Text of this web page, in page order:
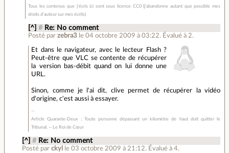
Tous les contenus que j'écris ici sont sous licence CC0 (j'abandonne autant que possible mes
droits d'auteur sur mes écrits)
[^] # Re: No comment
Posté parzebra3 le 04 octobre 2009 à 03:22. Évalué à 2.
Et dans le navigateur, avec le lecteur Flash ?
Peut-être que VLC se contente de récupérer
la version bas-débit quand on lui donne une
URL.
Sinon, comme je l'ai dit, clive permet de récupérer la vidéo
d'origine, c'est aussi à essayer.
Article Quarante-Deux : Toute personne dépassant un kilomètre de haut doit quitter le
Tribunal. -- Le Roi de Cœur
[^] # Re: No comment
Posté par ckyl le 03 octobre 2009 à 21:12. Évalué à 4.